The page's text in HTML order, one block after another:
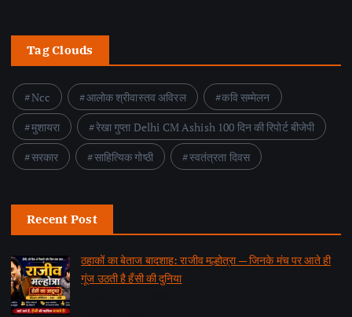
Tag Clouds
Ncc आलोक श्रीवास्तव अविरल
कवि सम्मेलन
मुशायरा
रेखा गुप्ता Delhi CM Ashish 100 दिन की रिपोर्ट बीजेपी
सरकार
साहित्यिक गोष्ठी स्वतंत्रता दिवस
Recent Post
ठहाकों का बेताज बादशाह: राजीव मल्होत्रा — जिनके मंच पर आते ही
गूंज उठती है हँसी की दुनिया